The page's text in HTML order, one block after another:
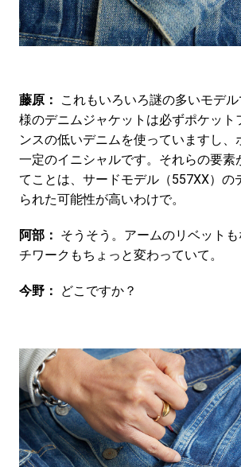
藤原：
これもいろいろ謎の多いモデ
様のデニムジャケットは必ずポケット
ンスの低いデニムを使っていますし、
一定のイニシャルです。それらの要素
てことは、サードモデル（557XX）の
られた可能性が高いわけで。
阿部： そうそう。アームのリベット
チワークもちょっと変わっていて。
今野： どこですか？